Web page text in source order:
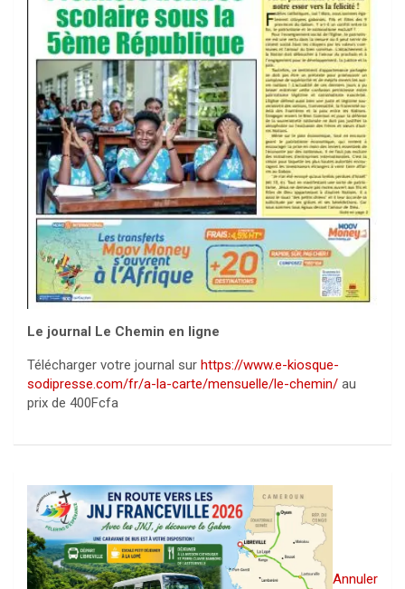
Le journal Le Chemin en ligne
Télécharger votre journal sur https://www.e-kiosque-
sodipresse.com/fr/a-la-carte/mensuelle/le-chemin/ au
prix de 400Fcfa
Annuler